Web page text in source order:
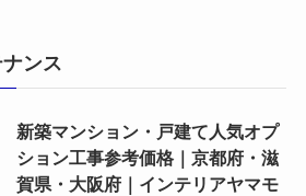
ンス
新築マンション・戸建て人気オプ
ション工事参考価格｜京都府・滋
賀県・大阪府｜インテリアヤマモ